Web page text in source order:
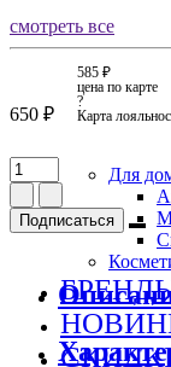
Для
смотреть все
650 ₽
585 ₽
цена по карте
?
Карта
Подписаться